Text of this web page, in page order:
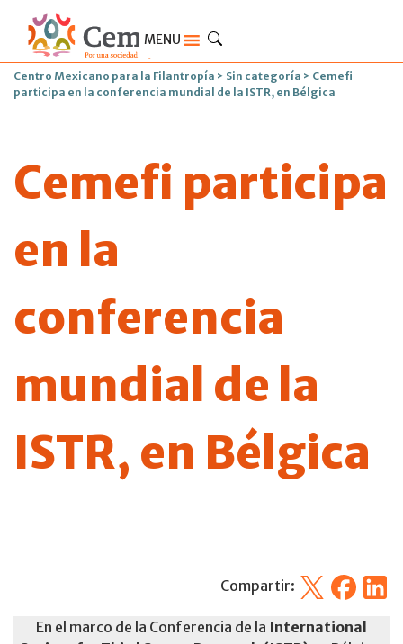
MENU
Centro Mexicano para la Filantropía > Sin categoría > Cemefi
participa en la conferencia mundial de la ISTR, en Bélgica
Cemefi participa
en la
conferencia
mundial de la
ISTR, en Bélgica
Compartir: X Facebook
En el marco de la Conferencia de la International